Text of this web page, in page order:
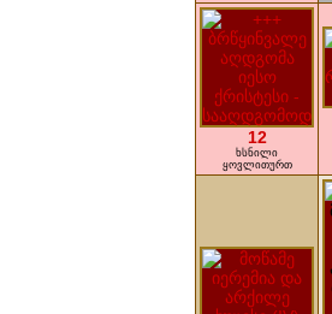
12
ხსნილი
ყოვლითურთ